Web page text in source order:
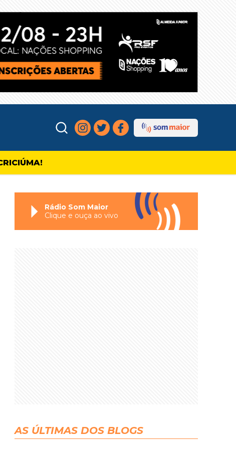
Rádio Som Maior
Clique e ouça ao vivo
AS ÚLTIMAS DOS BLOGS